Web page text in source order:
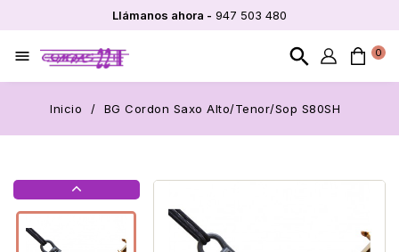
Llámanos ahora - 947 503 480
0
search

Inicio BG Cordon Saxo Alto/Tenor/Sop S80SH
